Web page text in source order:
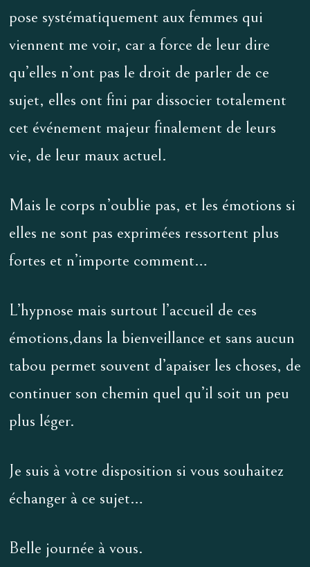
pose systématiquement aux femmes qui
viennent me voir, car a force de leur dire
qu’elles n’ont pas le droit de parler de ce
sujet, elles ont fini par dissocier totalement
cet événement majeur finalement de leurs
vie, de leur maux actuel.
Mais le corps n’oublie pas, et les émotions si
elles ne sont pas exprimées ressortent plus
fortes et n’importe comment…
L’hypnose mais surtout l’accueil de ces
émotions,dans la bienveillance et sans aucun
tabou permet souvent d’apaiser les choses, de
continuer son chemin quel qu’il soit un peu
plus léger.
Je suis à votre disposition si vous souhaitez
échanger à ce sujet…
Belle journée à vous.